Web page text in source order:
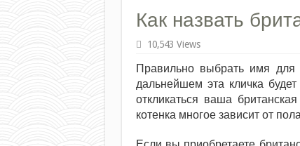
Как назвать
10,543 Views
Правильно выбрать имя для
дальнейшем эта кличка
откликаться ваша
котенка многое зависит от